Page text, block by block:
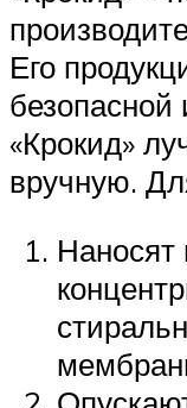
Его
безопасной
«Крокид»
вручную.
Наносят